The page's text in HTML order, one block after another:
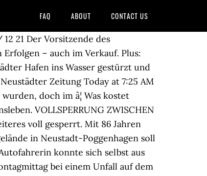
FAQ ABOUT CONTACT US
machte Eberhard Horn 1954 mit einem Dela-Bus ohne synchronisiertes Getriebe. Daher empfehlen wir dir die Speicherung von Cookies in deinem Browser zuzulassen. Suchen Sie nach aktuellen Traueranzeigen aus der Region Nordbayern. Neustädter Zeitung, Neustadt am Rübenberge. Wasserrohrbruch in Palterndorf: Keller stürzten ei... Waldviertler Jugendschiri nötigte Teenager zu Sexf... Sekundenschlaf führte zu tödlicher Kollision, Brand von Tabakwaren oder Kerze ausgelöst. Überprüfe die Einstellungen des Internet Explorers (Kompatibilitätsmodus deaktivieren) oder lade dir bitte gratis einen modernen Browser aus dem Internet herunter. Interesse an einer beruflichen Veränderung? Die Fahrerin eines Audi hat am 29. Wir stellen die schönsten Plätze dieser Stadt vor, erzählen Familiengeschichten und nehmen Sie mit zu Ausflügen in die umliegenden Orte. Sie war seit 2013 im Amt. Ins Rutschen geriet ein 24-Jähriger am Samstag mit seinem Auto, nachdem er in Neustadt von der A 93 abgefahren war. Start für Millionen-Projekt beim Stausee Ottenstei... Covid-Cluster im Bezirk Melk steigt auf über 100 F... Trattenbacherin ist neue Polizei-Chefin in Mödling... Kindergarten-Cluster: Bereits 32 Fälle in Loosdorf... Corona-Zahlen im Bezirk St. Pölten stagnieren noch... Mostviertler lud Polizisten zur Drogenübergabe ein... Frau nimmt Ortsnamen an: Frau Hohenberg ist glückl... Neues Kochbuch: Fischgerichte mit „Wow-Effekt“. Umso härter trifft sie der Lockdown und die damit verbundene Flaute direkter sozialer Interaktion. Jutta Barthel aus Luthe ist die für Wunstorf zuständige Koordinatorin des Neustädter Vereins Herbst-Zeitlos. Fülle dazu einfach das unten stehende Formular aus! Januar 2021, gestern und dieser Woche. Im Interesse deiner eigenen Sicherheit und für ein besseres Interneterlebnis: NÖN.at verwendet Cookies, um dir regionalisierte Inhalte und das beste Online-Erlebnis zu ermöglichen. Angebote und Dauervorteile für Abonnenten, Mathias Schranz (Redaktionsleitung Wiener Neustadt), Fritz Hauke (Sportredaktion Neunkirchen, Wiener Neustadt), Patricia Hermanek